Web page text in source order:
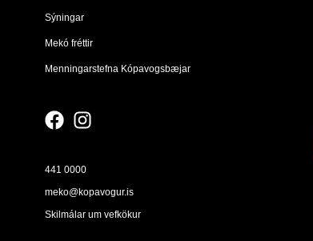
Sýningar
Mekó fréttir
Menningarstefna Kópavogsbæjar
441 0000
meko@kopavogur.is
Skilmálar um vefkökur